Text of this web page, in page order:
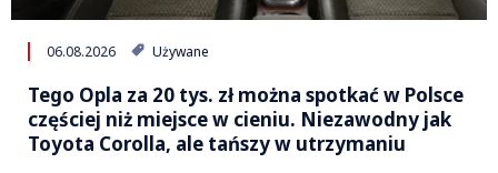
06.08.2026 Używane
Tego Opla za 20 tys. zł można spotkać w Polsce
częściej niż miejsce w cieniu. Niezawodny jak
Toyota Corolla, ale tańszy w utrzymaniu